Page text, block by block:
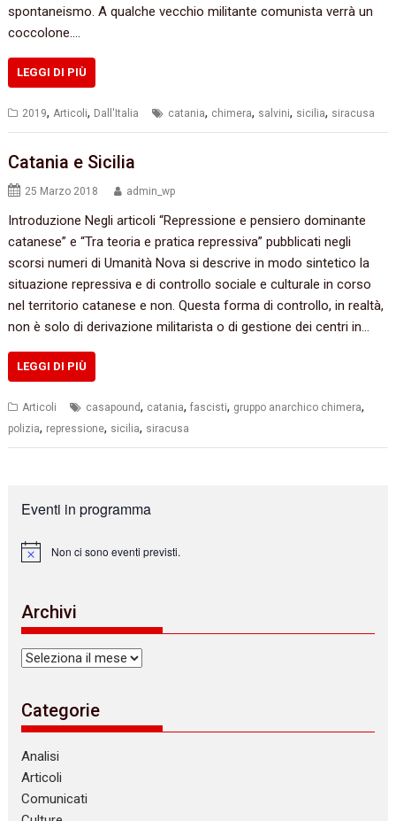
spontaneismo. A qualche vecchio militante comunista verrà un
coccolone.…
LEGGI DI PIÙ
2019,Articoli, Dall'Italia catania, chimera, salvini, sicilia, siracusa
Catania e Sicilia
25 Marzo 2018 admin_wp
Introduzione Negli articoli “Repressione e pensiero dominante
catanese” e “Tra teoria e pratica repressiva” pubblicati negli
scorsi numeri di Umanità Nova si descrive in modo sintetico la
situazione repressiva e di controllo sociale e culturale in corso
nel territorio catanese e non. Questa forma di controllo, in realtà,
non è solo di derivazione militarista o di gestione dei centri in…
LEGGI DI PIÙ
Articoli casapound, catania,fascisti, gruppo anarchico chimera,
polizia, repressione, sicilia, siracusa
Eventi in programma
N
c
e
Non ci sono eventi previsti.
Archivi
Archivi
Categorie
Analisi
Articoli
Comunicati